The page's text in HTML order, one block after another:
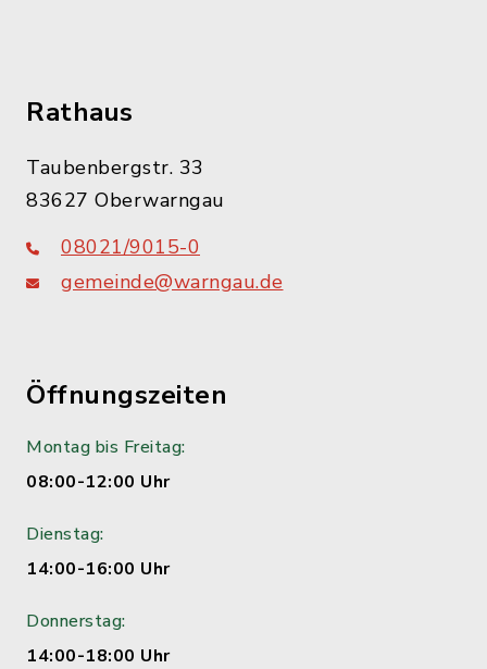
Rathaus
Taubenbergstr. 33
83627 Oberwarngau
08021/9015-0
gemeinde@warngau.de
Öffnungszeiten
Montag bis Freitag:
08:00-12:00 Uhr
Dienstag:
14:00-16:00 Uhr
Donnerstag:
14:00-18:00 Uhr